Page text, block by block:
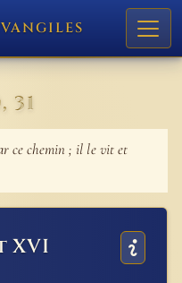
31
ce chemin ; il le vit et
XVI